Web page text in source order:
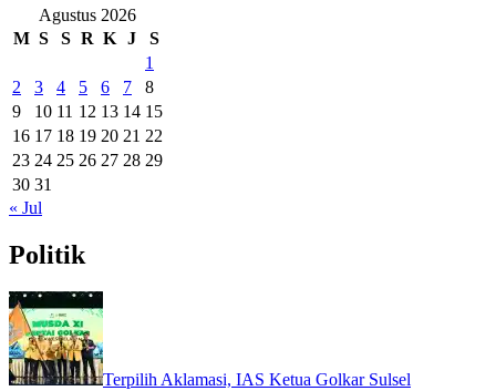
Agustus 2026
M S S R K J
S
1
2
3 4 5 6 7
8
9
10 11 12 13 14 15
16 17 18 19 20 21 22
23 24 25 26 27 28 29
30 31
« Jul
Politik
Terpilih Aklamasi, IAS Ketua Golkar Sulsel